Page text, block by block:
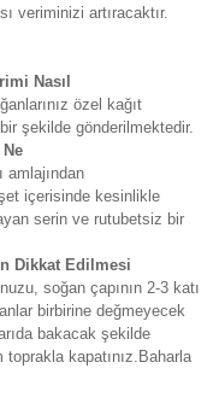
veriminizi artıracaktır.
Nasıl
özel kağıt
şekilde gönderilmektedir.
amlajından
içerisinde kesinlikle
serin ve rutubetsiz bir
Dikkat Edilmesi
soğan çapının 2-3 katı
birbirine değmeyecek
bakacak şekilde
kapatınız.Baharla